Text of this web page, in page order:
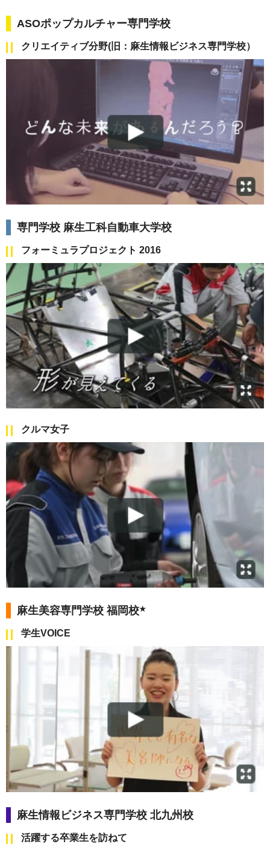
ASOポップカルチャー専門学校
クリエイティブ分野(旧：麻生情報ビジネス専門学校）
専門学校 麻生工科自動車大学校
フォーミュラプロジェクト 2016
クルマ女子
麻生美容専門学校 福岡校★
学生VOICE
麻生情報ビジネス専門学校 北九州校
活躍する卒業生を訪ねて